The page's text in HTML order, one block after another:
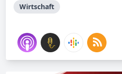
Wirtschaft